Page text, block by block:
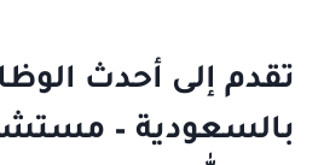
تقدم إلى أحدث
بالسعودية –